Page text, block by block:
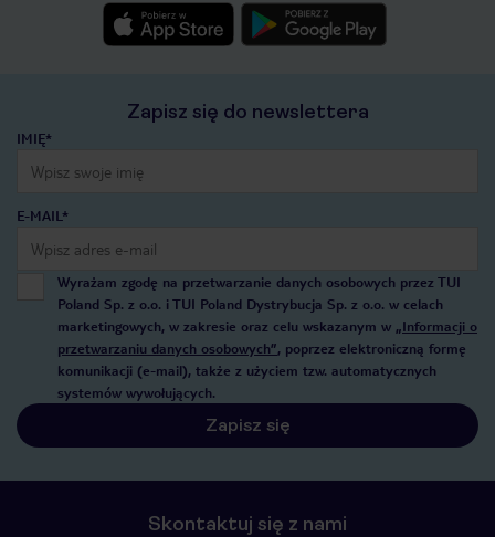
Zapisz się do newslettera
IMIĘ*
E-MAIL*
Wyrażam zgodę na przetwarzanie danych osobowych przez TUI
Poland Sp. z o.o. i TUI Poland Dystrybucja Sp. z o.o. w celach
marketingowych, w zakresie oraz celu wskazanym w „Informacji o
przetwarzaniu danych osobowych”, poprzez elektroniczną formę
komunikacji (e-mail), także z użyciem tzw. automatycznych
systemów wywołujących.
Zapisz się
Skontaktuj się z nami